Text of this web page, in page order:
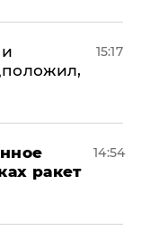
15:17
ракет
14:54